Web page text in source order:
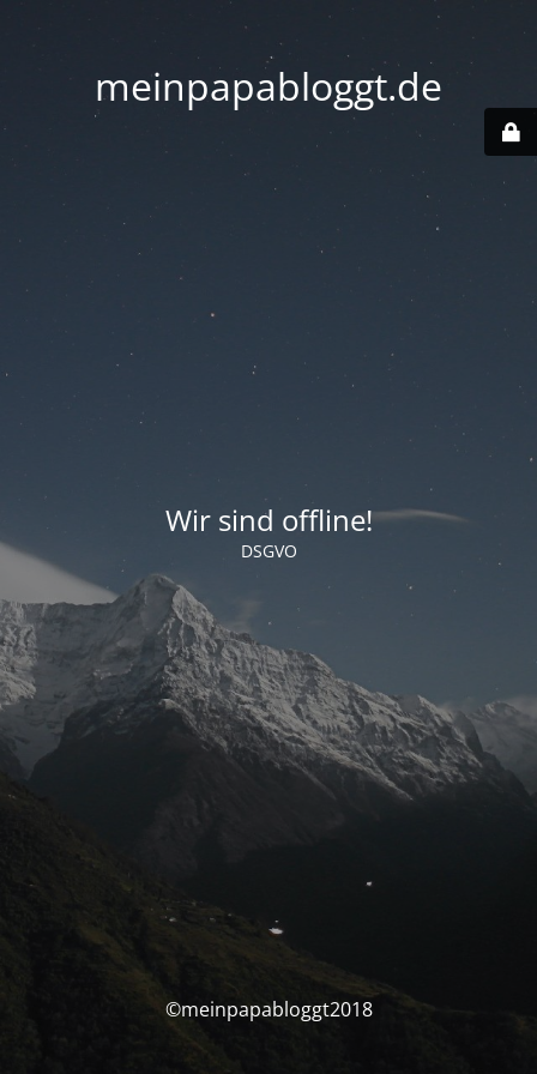
meinpapabloggt.de
Wir sind offline!
DSGVO
©meinpapabloggt2018